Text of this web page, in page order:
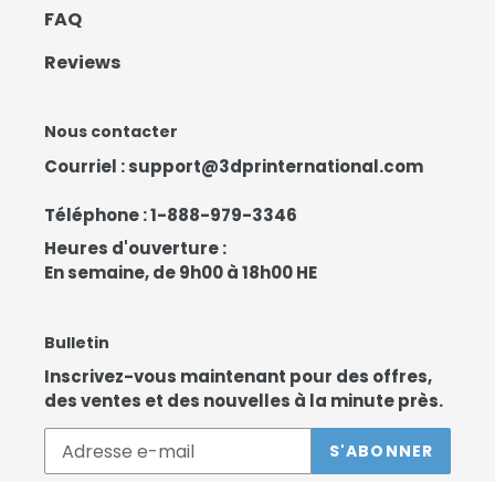
FAQ
Reviews
Nous contacter
Courriel :support@3dprinternational.com
Téléphone :1-888-979-3346
Heures d'ouverture :
En semaine, de 9h00 à 18h00 HE
Bulletin
Inscrivez-vous maintenant pour des offres,
des ventes et des nouvelles à la minute près.
S'ABONNER